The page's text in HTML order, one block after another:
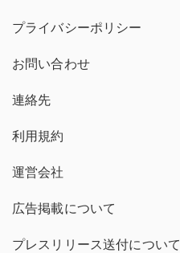
プライバシーポリシー
お問い合わせ
連絡先
利用規約
運営会社
広告掲載について
プレスリリース送付について